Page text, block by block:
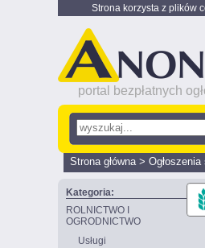
Strona korzysta z plików
portal bezpłatnych
Strona główna>
Kategoria:
ROLNICTWO I
OGRODNICTWO
Usługi